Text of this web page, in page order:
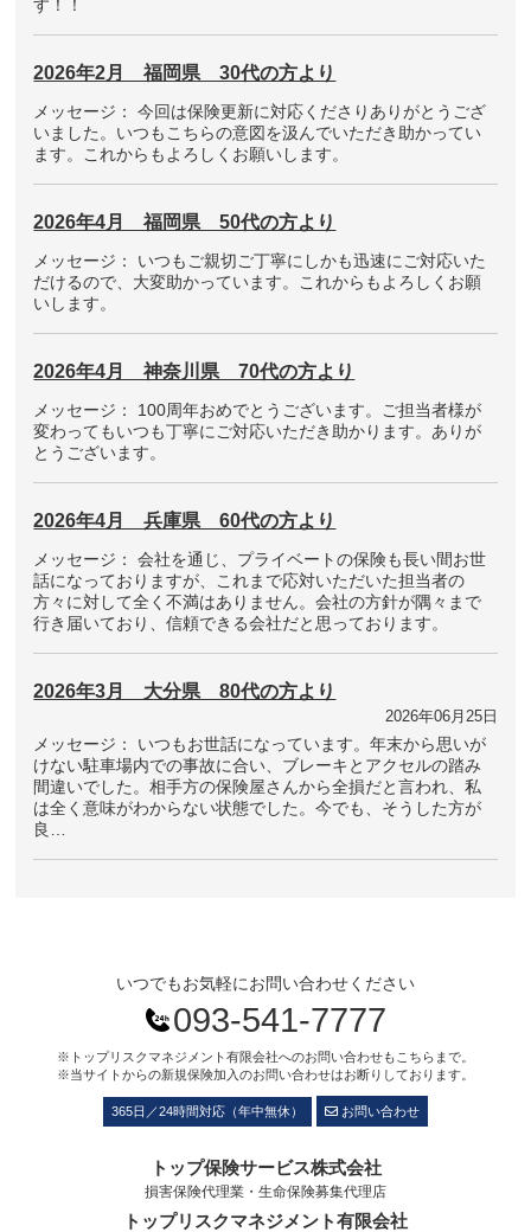
す！！
2026年2月 福岡県 30代の方より
メッセージ： 今回は保険更新に対応くださりありがとうござ
いました。いつもこちらの意図を汲んでいただき助かってい
ます。これからもよろしくお願いします。
2026年4月 福岡県 50代の方より
メッセージ： いつもご親切ご丁寧にしかも迅速にご対応いた
だけるので、大変助かっています。これからもよろしくお願
いします。
2026年4月 神奈川県 70代の方より
メッセージ： 100周年おめでとうございます。ご担当者様が
変わってもいつも丁寧にご対応いただき助かります。ありが
とうございます。
2026年4月 兵庫県 60代の方より
メッセージ： 会社を通じ、プライベートの保険も長い間お世
話になっておりますが、これまで応対いただいた担当者の
方々に対して全く不満はありません。会社の方針が隅々まで
行き届いており、信頼できる会社だと思っております。
2026年3月 大分県 80代の方より
2026年06月25日
メッセージ： いつもお世話になっています。年末から思いが
けない駐車場内での事故に合い、ブレーキとアクセルの踏み
間違いでした。相手方の保険屋さんから全損だと言われ、私
は全く意味がわからない状態でした。今でも、そうした方が
良…
いつでもお気軽にお問い合わせください
093-541-7777
※トップリスクマネジメント有限会社へのお問い合わせもこちらまで。
※当サイトからの新規保険加入のお問い合わせはお断りしております。
365日／24時間対応（年中無休） お問い合わせ
トップ保険サービス株式会社
損害保険代理業・生命保険募集代理店
トップリスクマネジメント有限会社